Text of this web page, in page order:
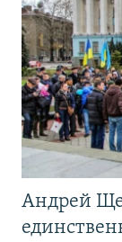
Андрей